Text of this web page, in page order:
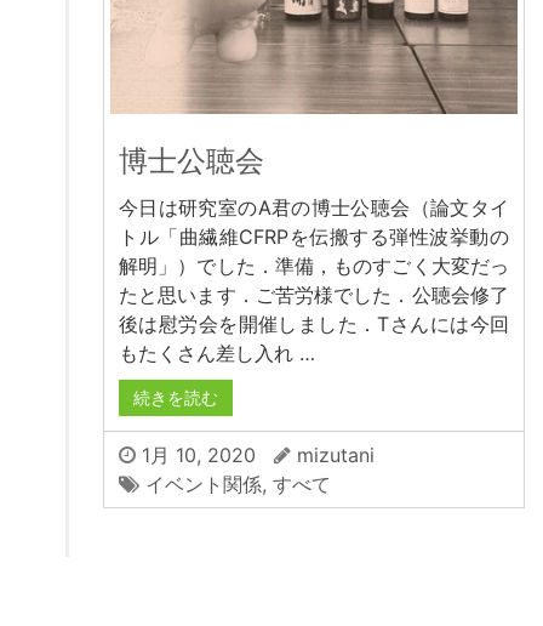
博士公聴会
今日は研究室のA君の博士公聴会（論文タイ
トル「曲繊維CFRPを伝搬する弾性波挙動の
解明」）でした．準備，ものすごく大変だっ
たと思います．ご苦労様でした．公聴会修了
後は慰労会を開催しました．Tさんには今回
もたくさん差し入れ …
続きを読む
1月 10, 2020
mizutani
イベント関係, すべて